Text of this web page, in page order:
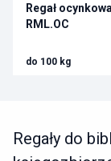
Regał
RML.OC
do 100 kg
Regały do